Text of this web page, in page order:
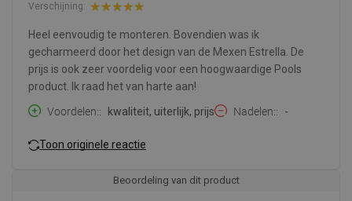
Verschijning:
Heel eenvoudig te monteren. Bovendien was ik
gecharmeerd door het design van de Mexen Estrella. De
prijs is ook zeer voordelig voor een hoogwaardige Pools
product. Ik raad het van harte aan!
Voordelen:
kwaliteit, uiterlijk, prijs Nadelen: -
Toon originele reactie
Beoordeling van dit product